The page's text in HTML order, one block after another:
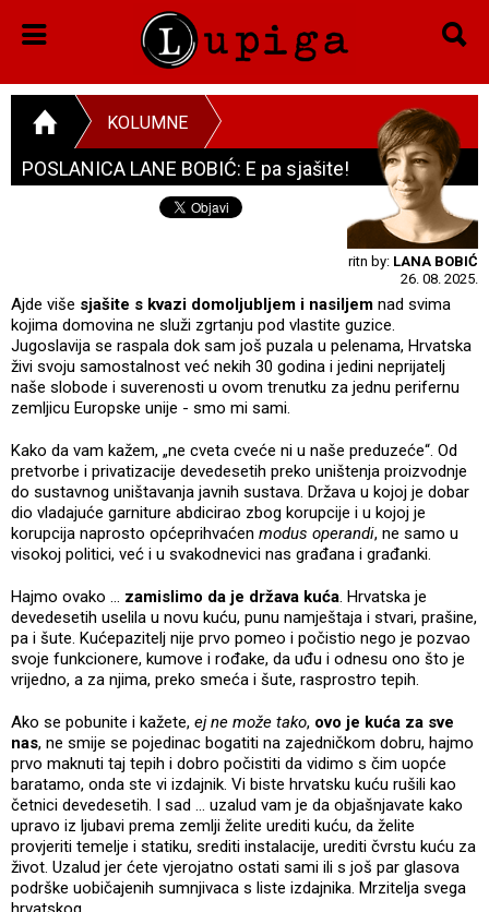
KOLUMNE
POSLANICA LANE BOBIĆ: E pa sjašite!
ritn by: LANA BOBIĆ
26. 08. 2025.
Ajde više sjašite s kvazi domoljubljem i nasiljem nad svima
kojima domovina ne služi zgrtanju pod vlastite guzice.
Jugoslavija se raspala dok sam još puzala u pelenama, Hrvatska
živi svoju samostalnost već nekih 30 godina i jedini neprijatelj
naše slobode i suverenosti u ovom trenutku za jednu perifernu
zemljicu Europske unije - smo mi sami.
Kako da vam kažem, „ne cveta cveće ni u naše preduzeće“. Od
pretvorbe i privatizacije devedesetih preko uništenja proizvodnje
do sustavnog uništavanja javnih sustava. Država u kojoj je dobar
dio vladajuće garniture abdicirao zbog korupcije i u kojoj je
korupcija naprosto općeprihvaćen modus operandi, ne samo u
visokoj politici, već i u svakodnevici nas građana i građanki.
Hajmo ovako … zamislimo da je država kuća. Hrvatska je
devedesetih uselila u novu kuću, punu namještaja i stvari, prašine,
pa i šute. Kućepazitelj nije prvo pomeo i počistio nego je pozvao
svoje funkcionere, kumove i rođake, da uđu i odnesu ono što je
vrijedno, a za njima, preko smeća i šute, rasprostro tepih.
Ako se pobunite i kažete, ej ne može tako, ovo je kuća za sve
nas, ne smije se pojedinac bogatiti na zajedničkom dobru, hajmo
prvo maknuti taj tepih i dobro počistiti da vidimo s čim uopće
baratamo, onda ste vi izdajnik. Vi biste hrvatsku kuću rušili kao
četnici devedesetih. I sad … uzalud vam je da objašnjavate kako
upravo iz ljubavi prema zemlji želite urediti kuću, da želite
provjeriti temelje i statiku, srediti instalacije, urediti čvrstu kuću za
život. Uzalud jer ćete vjerojatno ostati sami ili s još par glasova
podrške uobičajenih sumnjivaca s liste izdajnika. Mrzitelja svega